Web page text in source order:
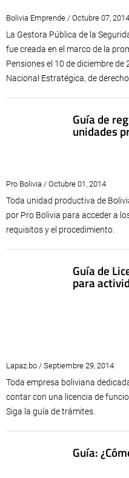
Bolivia Emprende / Octubre 07, 2014
La Gestora Pública de la
fue creada en el marco de la
Pensiones el 10 de diciembre
Nacional Estratégica, de derecho...
Guía de
unidades
Pro Bolivia / Octubre 01, 2014
Toda unidad productiva de
por Pro Bolivia para acceder a
requisitos y el procedimiento.
Guía de
para
Lapaz.bo / Septiembre 29, 2014
Toda empresa boliviana
contar con una licencia de
Siga la guía de trámites.
Guía: